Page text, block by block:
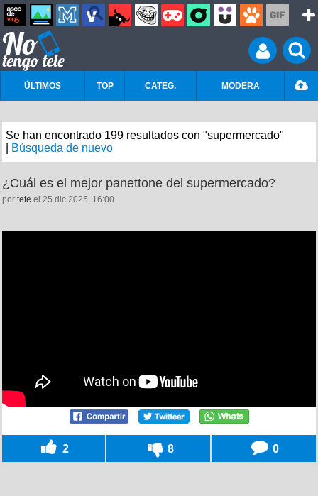
ÚLTIMOS TOP CATEG. MODERA
Se han encontrado 199 resultados con "supermercado"
Búsqueda de nuevo
¿Cuál es el mejor panettone del supermercado?
por tete el 25 dic 2025, 16:00
2 8 0